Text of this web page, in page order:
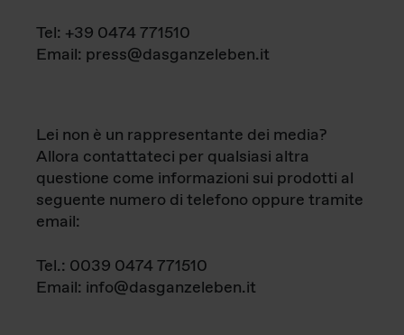
Tel: +39 0474 771510
Email: press@dasganzeleben.it
Lei non è un rappresentante dei media?
Allora contattateci per qualsiasi altra
questione come informazioni sui prodotti al
seguente numero di telefono oppure tramite
email:
Tel.: 0039 0474 771510
Email: info@dasganzeleben.it